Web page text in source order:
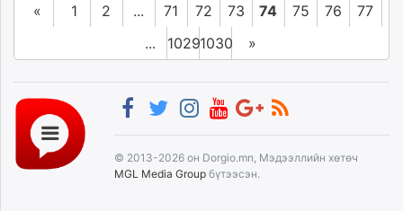
« 1 2 ... 71 72 73 74 75 76
77
...
10291030 »
© 2013-2026 он Dorgio.mn, Мэдээллийн хөтөч
MGL Media Group бүтээсэн.